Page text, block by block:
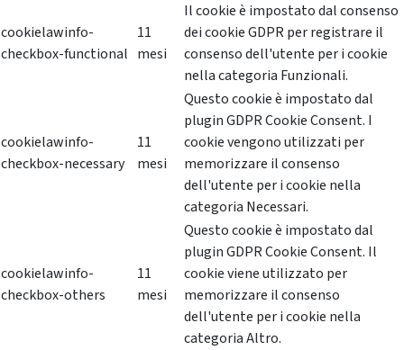
cookielawinfo-
checkbox-functional
11
mesi
Il cookie è impostato dal consenso
dei cookie GDPR per registrare il
consenso dell'utente per i cookie
nella categoria Funzionali.
cookielawinfo-
checkbox-necessary
11
mesi
Questo cookie è impostato dal
plugin GDPR Cookie Consent. I
cookie vengono utilizzati per
memorizzare il consenso
dell'utente per i cookie nella
categoria Necessari.
cookielawinfo-
checkbox-others
11
mesi
Questo cookie è impostato dal
plugin GDPR Cookie Consent. Il
cookie viene utilizzato per
memorizzare il consenso
dell'utente per i cookie nella
categoria Altro.